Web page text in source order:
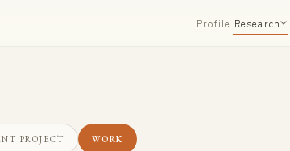
Profile Research
PROJECT WORK